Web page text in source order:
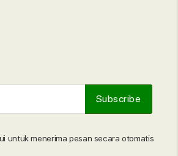
untuk menerima pesan secara otomatis